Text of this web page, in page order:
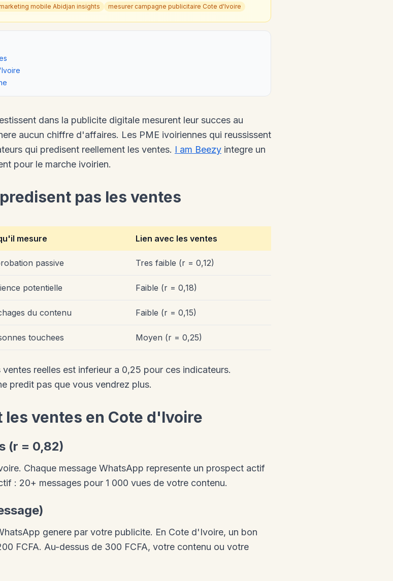
mobile Abidjan insights mesurer campagne publicitaire Cote d'Ivoire
dans la publicite digitale mesurent leur succes au
aucun chiffre d'affaires. Les PME ivoiriennes qui reussissent
qui predisent reellement les ventes. I am Beezy integre un
pour le marche ivoirien.
pas les ventes
mesure Lien avec les ventes
passive Tres faible (r = 0,12)
potentielle Faible (r = 0,18)
du contenu Faible (r = 0,15)
touchees Moyen (r = 0,25)
reelles est inferieur a 0,25 pour ces indicateurs.
predit pas que vous vendrez plus.
les ventes en Cote d'Ivoire
(r = 0,82)
Chaque message WhatsApp represente un prospect actif
: 20+ messages pour 1 000 vues de votre contenu.
genere par votre publicite. En Cote d'Ivoire, un bon
FCFA. Au-dessus de 300 FCFA, votre contenu ou votre